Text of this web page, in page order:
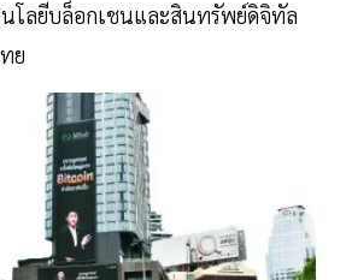
นโลยีบล็อกเชนและสินทรัพย์ดิจิทัล
ย